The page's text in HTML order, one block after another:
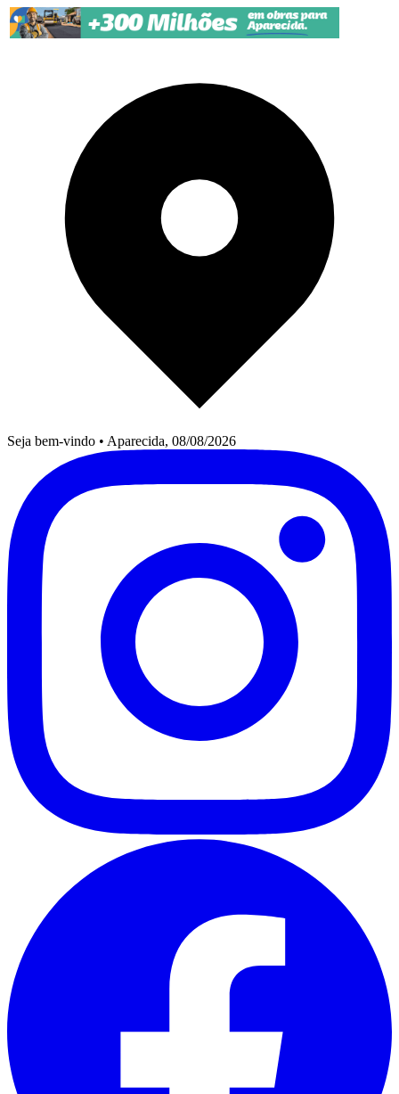
Pular para o conteúdo
Seja bem-vindo • Aparecida, 08/08/2026